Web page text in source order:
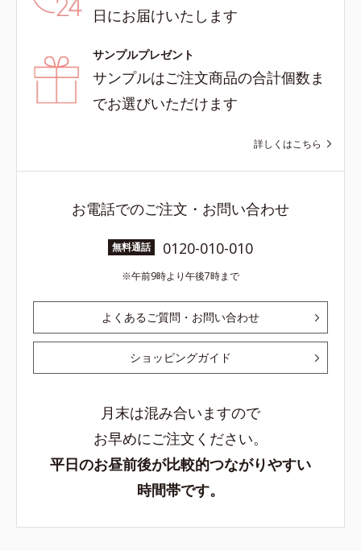
日にお届けいたします
サンプルプレゼント
サンプルはご注文商品の合計個数ま
でお選びいただけます
詳しくはこちら
お電話でのご注文・お問い合わせ
無料通話 0120-010-010
午前9時より午後7時まで
よくあるご質問・お問い合わせ
ショッピングガイド
月末は混み合いますので
お早めにご注文ください。
平日のお昼前後が比較的つながりやすい
時間帯です。